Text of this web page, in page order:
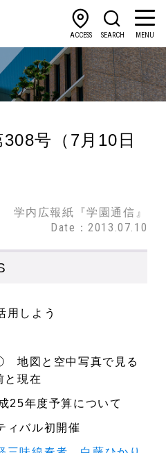
ACCESS SEARCH MENU
308号（7月10日
学内広報紙『学園通信』
Date：2013.07.10
用しよう
地図と空中写真で見る
と現在
25年度予算について
ィバル初開催